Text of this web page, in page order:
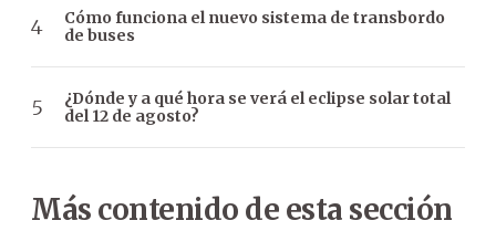
Cómo funciona el nuevo sistema de transbordo
de buses
¿Dónde y a qué hora se verá el eclipse solar total
del 12 de agosto?
Más contenido de esta sección